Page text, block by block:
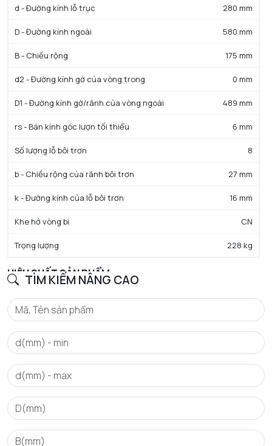
TÌM KIẾM NÂNG CAO
d - Đường kính lỗ trục 280 mm
D - Đường kính ngoài 580 mm
B - Chiều rộng 175 mm
d2 - Đường kính gờ của vòng trong 0 mm
D1 - Đường kính gờ/rãnh của vòng ngoài 489 mm
rs - Bán kính góc lượn tối thiểu 6 mm
Số lượng lỗ bôi trơn 8
b - Chiều rộng của rãnh bôi trơn 27 mm
k - Đường kính của lỗ bôi trơn 16 mm
Khe hở vòng bi CN
Trọng lượng 228 kg
HIỆU SUẤT SẢN PHẨM
C - Tải trọng động cơ bản danh định 4490 kN
C0 - Tải trọng tĩnh cơ bản danh định 5450 kN
Cu - Giới hạn tải trọng mỏi
e - Trị số giới hạn 0.31
Y1 - Hệ số tải trọng trục thấp hơn
Y2 - Hệ số tải trọng trục trên